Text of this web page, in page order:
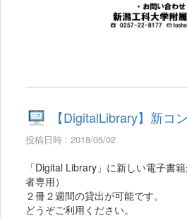
【DigitalLibrary】新コ
投稿日時 : 2018/05/02
「Digital Library」に新しい電子書
者専用）
２冊２週間の貸出が可能です。
どうぞご利用ください。